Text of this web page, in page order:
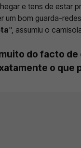
e tens de estar
um bom guarda-
", assumiu o
do facto de
o que